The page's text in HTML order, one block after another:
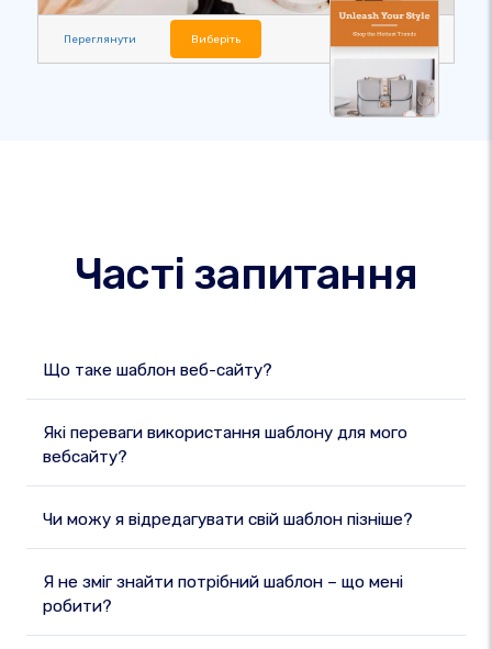
Переглянути Виберіть
Часті запитання
Що таке шаблон веб-сайту?
Які переваги використання шаблону для мого
вебсайту?
Чи можу я відредагувати свій шаблон пізніше?
Я не зміг знайти потрібний шаблон – що мені
робити?